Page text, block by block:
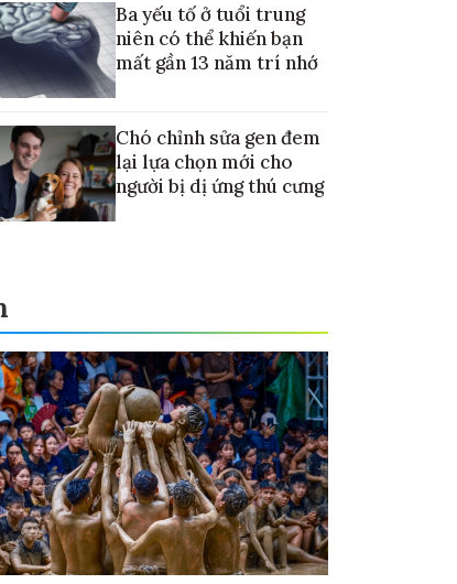
Ba yếu tố ở tuổi trung
niên có thể khiến bạn
mất gần 13 năm trí nhớ
Chó chỉnh sửa gen đem
lại lựa chọn mới cho
người bị dị ứng thú cưng